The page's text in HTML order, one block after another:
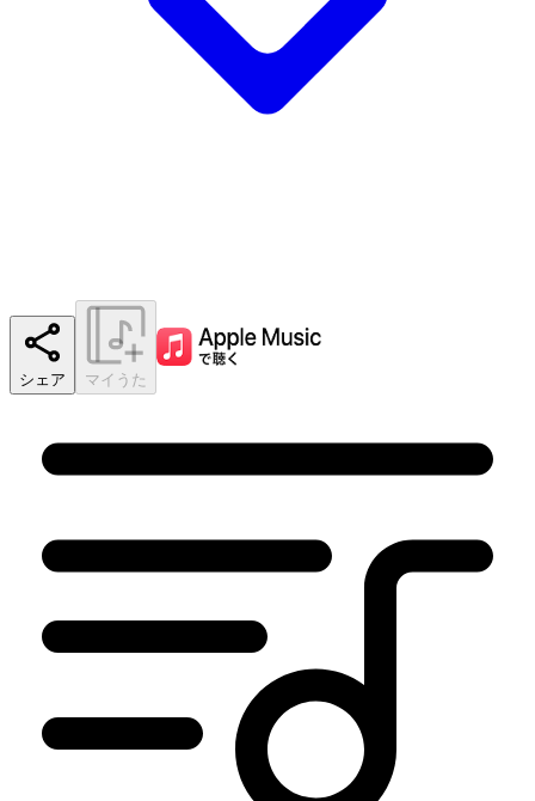
シェア マイうた